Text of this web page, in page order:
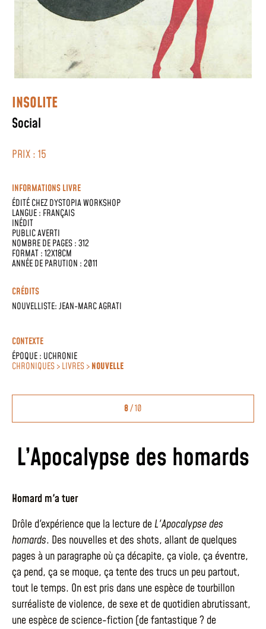
INSOLITE
Social
PRIX : 15
INFORMATIONS LIVRE
ÉDITÉ CHEZDYSTOPIA WORKSHOP
LANGUE : FRANÇAIS
INÉDIT
PUBLIC AVERTI
NOMBRE DE PAGES : 312
FORMAT : 12X18CM
ANNÉE DE PARUTION : 2011
CRÉDITS
NOUVELLISTE: JEAN-MARC AGRATI
CONTEXTE
ÉPOQUE : UCHRONIE
CHRONIQUES > LIVRES >NOUVELLE
8/ 10
L’Apocalypse des homards
Homard m'a tuer
Drôle d'expérience que la lecture de L'Apocalypse des
homards. Des nouvelles et des shots, allant de quelques
pages à un paragraphe où ça décapite, ça viole, ça éventre,
ça pend, ça se moque, ça tente des trucs un peu partout,
tout le temps. On est pris dans une espèce de tourbillon
surréaliste de violence, de sexe et de quotidien abrutissant,
une espèce de science-fiction (de fantastique ? de